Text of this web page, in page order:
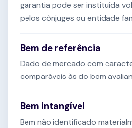
garantia pode ser instituída
pelos cônjuges ou entidade
Bem de referência
Dado de mercado com
comparáveis às do bem
Bem intangível
Bem não identificado